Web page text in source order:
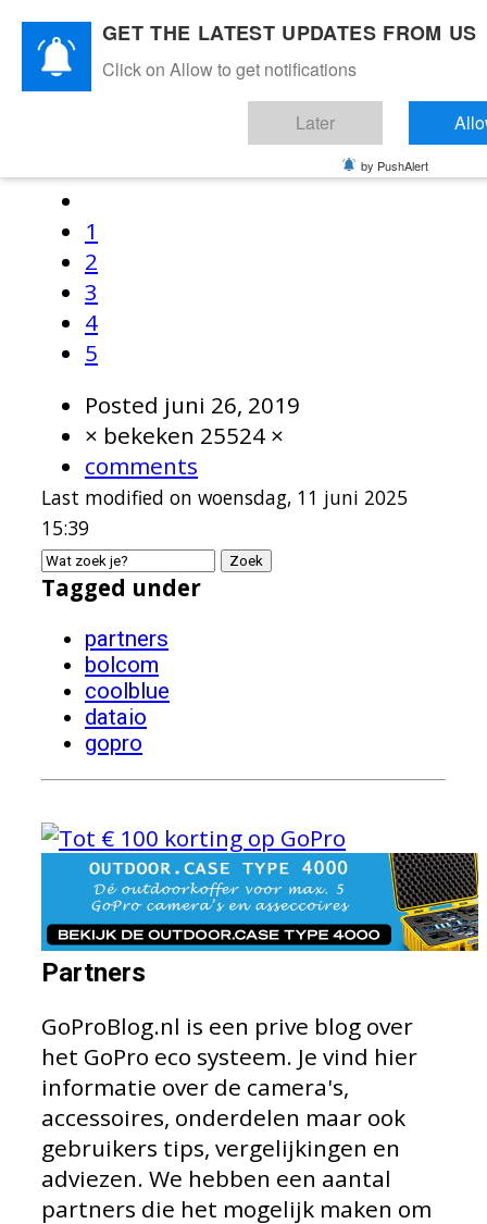
(21 stemmen)
1
2
3
4
5
Posted juni 26, 2019
× bekeken 25524 ×
comments
Last modified on woensdag, 11 juni 2025
15:39
Tagged under
partners
bolcom
coolblue
dataio
gopro
Partners
GoProBlog.nl is een prive blog over
het GoPro eco systeem. Je vind hier
informatie over de camera's,
accessoires, onderdelen maar ook
gebruikers tips, vergelijkingen en
adviezen. We hebben een aantal
partners die het mogelijk maken om
GET THE LATEST UPDATES FROM US
Click on Allow to get notifications
Later
by PushAlert